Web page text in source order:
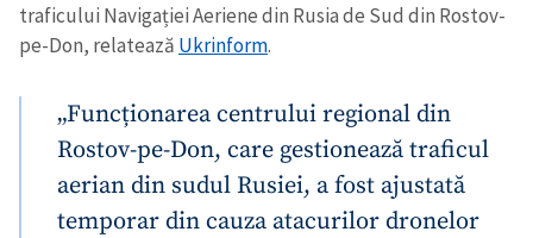
traficului Navigației Aeriene din Rusia de Sud din Rostov-
pe-Don, relatează Ukrinform.
„Funcționarea centrului regional din
Rostov-pe-Don, care gestionează traficul
aerian din sudul Rusiei, a fost ajustată
temporar din cauza atacurilor dronelor